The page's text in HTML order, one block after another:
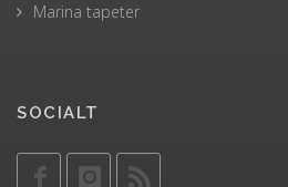
Marina tapeter
SOCIALT